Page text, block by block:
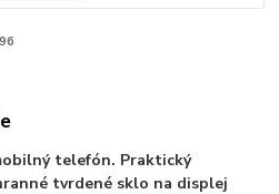
telefón. Praktický
tvrdené sklo na displej